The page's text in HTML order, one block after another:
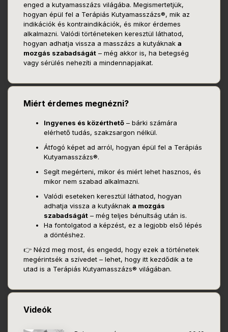
enged a kutyamasszázs világába. Megismertetjük,
hogyan épül fel a Terápiás Kutyamasszázs®, mik az
indikációk és kontraindikációk, és mikor érdemes
alkalmazni. Valódi történeteken keresztül láthatod,
hogyan adhatja vissza a masszázs a kutyáknak a
mozgás szabadságát – még akkor is, ha betegség
vagy sérülés nehezíti a mindennapjaikat.
Miért érdemes megnézni?
Ingyenes és közérthető – bárki számára
elérhető tudás, szakzsargon nélkül.
Átfogó képet ad arról, hogyan épül fel a Terápiás
Kutyamasszázs®.
Segít megérteni, mikor és miért lehet hasznos, és
mikor nem szabad alkalmazni.
Valódi eseteken keresztül láthatod, hogyan
adhatja vissza a kutyáknak a mozgás
szabadságát – még teljes bénultság után is.
Ha fontolgatod a képzést, ez a legjobb első lépés
a döntéshez.
👉 Nézd meg most, és engedd, hogy ezek a történetek
megérintsék a szívedet – lehet, hogy itt kezdődik a te
utad is a Terápiás Kutyamasszázs® világában.
Videók